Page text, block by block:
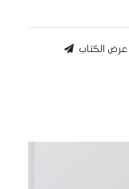
عرض الكتاب